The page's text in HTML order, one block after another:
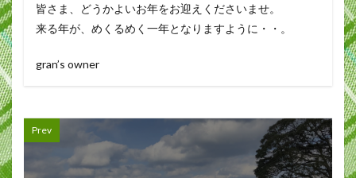
皆さま、どうかよいお年をお迎えくださいませ。
来る年が、めくるめく一年となりますように・・。
gran’s owner
Prev